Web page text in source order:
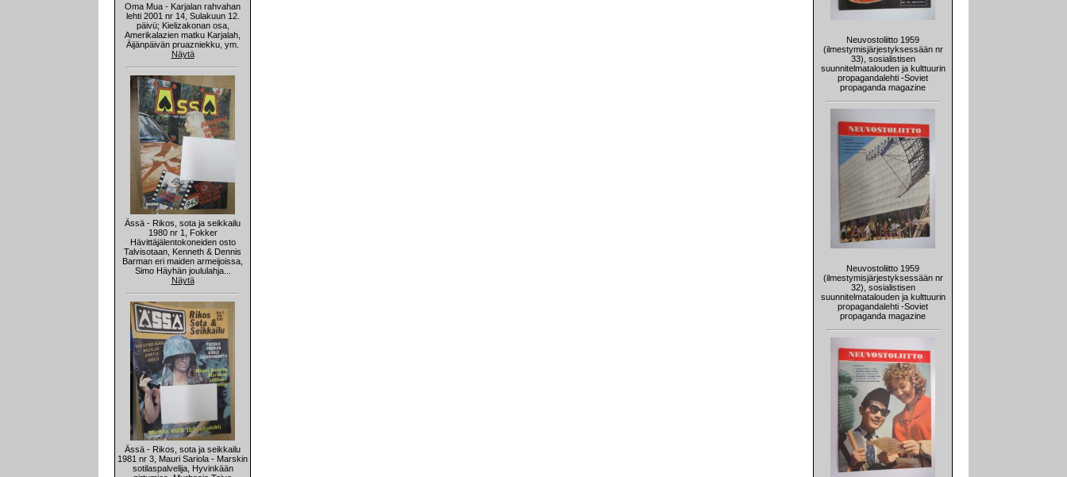
Oma Mua - Karjalan rahvahan
lehti 2001 nr 14, Sulakuun 12.
päivü; Kielizakonan osa,
Amerikalazien matku Karjalah,
Äijänpäivän pruazniekku, ym.
Näytä
Ässä - Rikos, sota ja seikkailu
1980 nr 1, Fokker
Hävittäjälentokoneiden osto
Talvisotaan, Kenneth & Dennis
Barman eri maiden armeijoissa,
Simo Häyhän joululahja...
Näytä
Ässä - Rikos, sota ja seikkailu
1981 nr 3, Mauri Sariola - Marskin
sotilaspalvelija, Hyvinkään
Neuvostoliitto 1959
(ilmestymisjärjestyksessään nr
33), sosialistisen
suunnitelmatalouden ja kulttuurin
propagandalehti -Soviet
propaganda magazine
Neuvostoliitto 1959
(ilmestymisjärjestyksessään nr
32), sosialistisen
suunnitelmatalouden ja kulttuurin
propagandalehti -Soviet
propaganda magazine